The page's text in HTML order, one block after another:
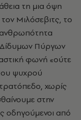
τη μια όψη
Mιλόσεβιτς, το
ανθρωπότητα
Πύργων
φωνή «ούτε
ψυχρού
χωρίς
στην
οδηγούμενοι από